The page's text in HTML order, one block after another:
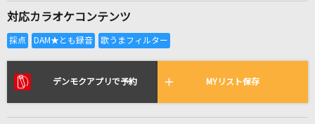
リアルタイムで歌われている曲の一覧
RPG
対応カラオケコンテンツ
デンモクアプリで予約 MYリスト保存